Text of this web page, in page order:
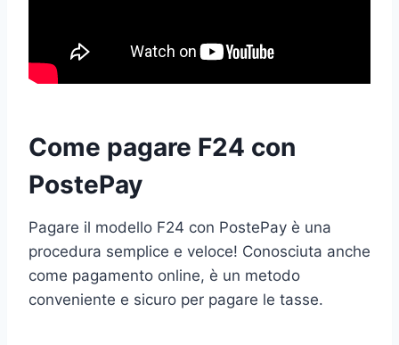
Come pagare F24 con
PostePay
Pagare il modello F24 con PostePay è una
procedura semplice e veloce! Conosciuta anche
come pagamento online, è un metodo
conveniente e sicuro per pagare le tasse.